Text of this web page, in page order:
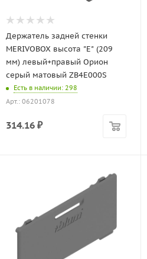
Держатель задней стенки
MERIVOBOX высота "Е" (209
мм) левый+правый Орион
серый матовый ZB4E000S
Есть в наличии: 298
Арт.: 06201078
314.16 ₽